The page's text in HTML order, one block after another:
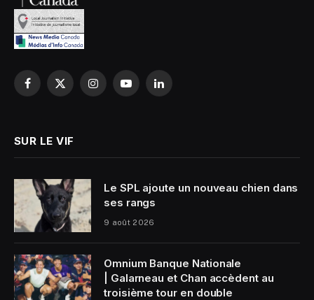
Facebook
X
InstagramYouTubeLinkedIn
SUR LE VIF
Le SPL ajoute un nouveau chien dans
ses rangs
9 août 2026
Omnium Banque Nationale
| Galarneau et Chan accèdent au
troisième tour en double